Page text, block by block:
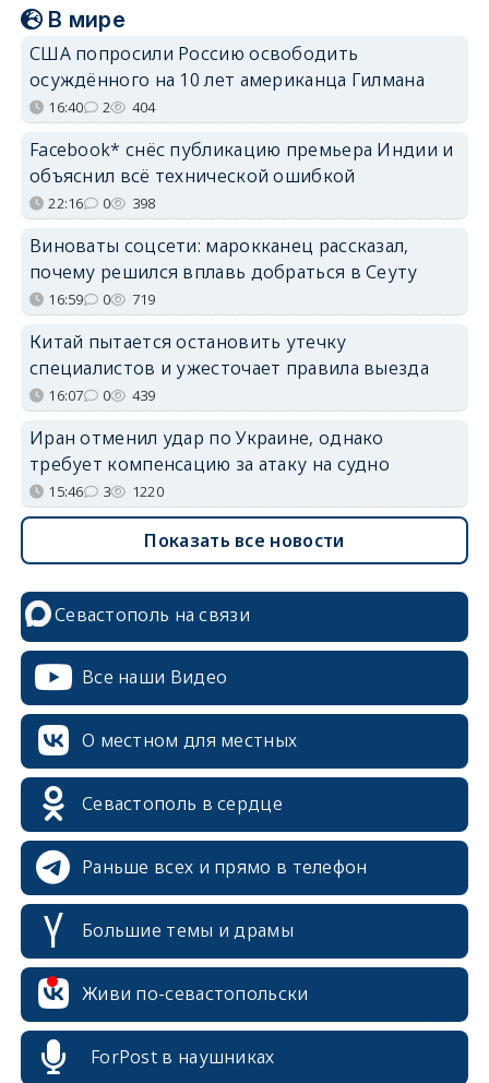
В мире
США попросили Россию освободить
осуждённого на 10 лет американца Гилмана
16:40 2 404
Facebook* снёс публикацию премьера Индии и
объяснил всё технической ошибкой
22:16 0 398
Виноваты соцсети: марокканец рассказал,
почему решился вплавь добраться в Сеуту
16:59 0 719
Китай пытается остановить утечку
специалистов и ужесточает правила выезда
16:07 0 439
Иран отменил удар по Украине, однако
требует компенсацию за атаку на судно
15:46 3 1220
Показать все новости
Севастополь на связи
Все наши Видео
О местном для местных
Севастополь в сердце
Раньше всех и прямо в телефон
Большие темы и драмы
Живи по-севастопольски
ForPost в наушниках
erid: 2SDnjcrDNw6